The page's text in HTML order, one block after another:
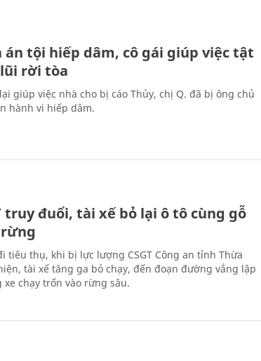
án tội hiếp dâm, cô gái giúp việc tật
rời tòa
giúp việc nhà cho bị cáo Thủy, chị Q. đã bị ông chủ
hành vi hiếp dâm.
truy đuổi, tài xế bỏ lại ô tô cùng gỗ
tiêu thụ, khi bị lực lượng CSGT Công an tỉnh Thừa
tài xế tăng ga bỏ chạy, đến đoạn đường vắng lập
chạy trốn vào rừng sâu.